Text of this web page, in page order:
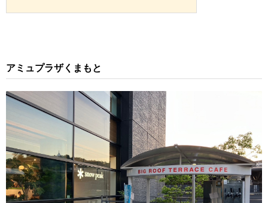
アミュプラザくまもと